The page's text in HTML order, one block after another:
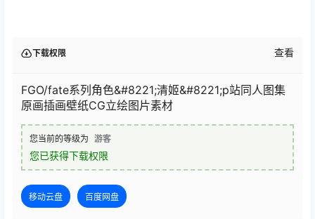
下载权限 查看
FGO/fate系列角色&#8221;清姬&#8221;p站同人图集
原画插画壁纸CG立绘图片素材
您当前的等级为 游客
您已获得下载权限
移动云盘 百度网盘